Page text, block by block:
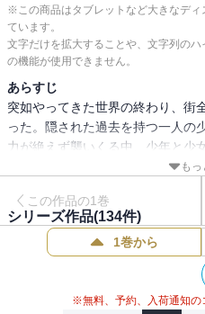
※この商品はタブレットなど大きなディ
ています。
文字だけを拡大することや、文字列の
の機能が使用できません。
あらすじ
突如やってきた世界の終わり、街
った。隠された過去を持つ一人の
力が絶えず襲いくる中、少年と少
謎を解き明かすべく、真実を探す
も
この作品の1巻
シリーズ作品(134件)
1巻から
※無料、予約、入荷通知の